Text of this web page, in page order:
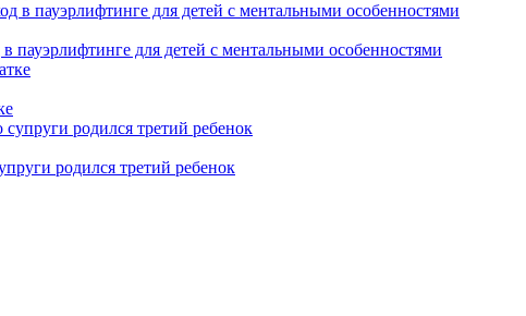
для детей с ментальными особенностями
родился третий ребенок